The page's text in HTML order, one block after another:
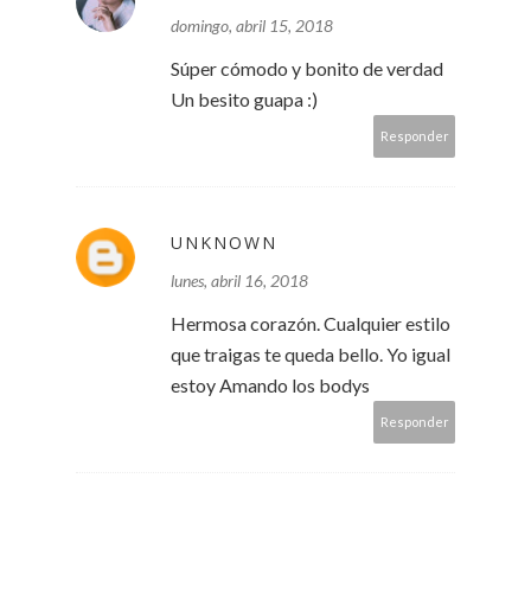
domingo, abril 15, 2018
Súper cómodo y bonito de verdad
Un besito guapa :)
Responder
UNKNOWN
lunes, abril 16, 2018
Hermosa corazón. Cualquier estilo
que traigas te queda bello. Yo igual
estoy Amando los bodys
Responder